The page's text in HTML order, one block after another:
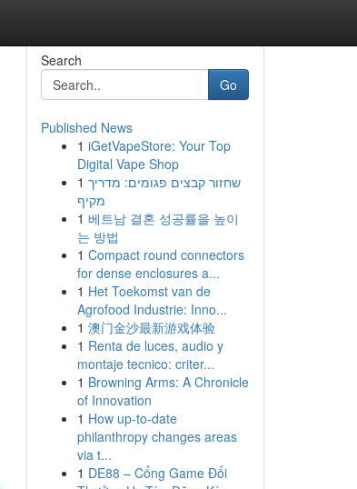
Search
Go
Published News
1 iGetVapeStore: Your Top
Digital Vape Shop
1 שחזור קבצים פגומים: מדריך
מקיף
1 베트남 결혼 성공률을 높이
는 방법
1 Compact round connectors
for dense enclosures a...
1 Het Toekomst van de
Agrofood Industrie: Inno...
1 澳门金沙最新游戏体验
1 Renta de luces, audio y
montaje tecnico: criter...
1 Browning Arms: A Chronicle
of Innovation
1 How up-to-date
philanthropy changes areas
via t...
1 DE88 – Cổng Game Đổi